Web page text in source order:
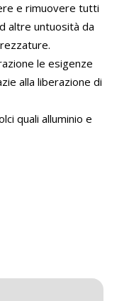
e rimuovere tutti
altre untuosità da
le esigenze
alla liberazione di
quali alluminio e